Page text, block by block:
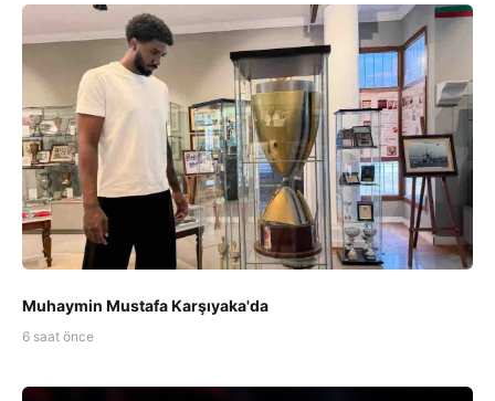
Muhaymin Mustafa Karşıyaka'da
6 saat önce